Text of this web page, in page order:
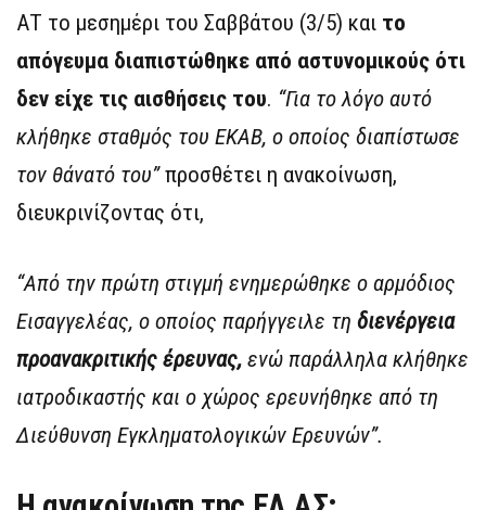
ΑΤ το μεσημέρι του Σαββάτου (3/5) και το
απόγευμα διαπιστώθηκε από αστυνομικούς ότι
δεν είχε τις αισθήσεις του. “Για το λόγο αυτό
κλήθηκε σταθμός του ΕΚΑΒ, ο οποίος διαπίστωσε
τον θάνατό του”προσθέτει η ανακοίνωση,
διευκρινίζοντας ότι,
“Από την πρώτη στιγμή ενημερώθηκε ο αρμόδιος
Εισαγγελέας, ο οποίος παρήγγειλε τη διενέργεια
προανακριτικής έρευνας, ενώ παράλληλα κλήθηκε
ιατροδικαστής και ο χώρος ερευνήθηκε από τη
Διεύθυνση Εγκληματολογικών Ερευνών”.